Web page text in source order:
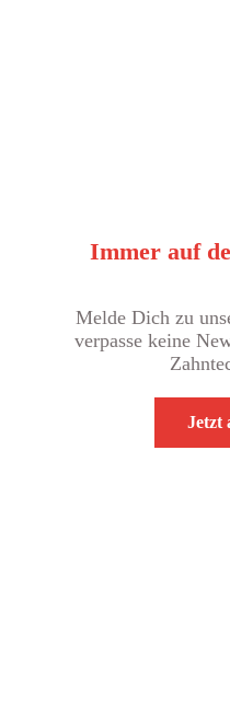
Immer auf
Melde Dich zu
verpasse keine
Jetzt